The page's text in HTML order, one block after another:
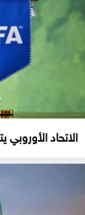
الاتحاد